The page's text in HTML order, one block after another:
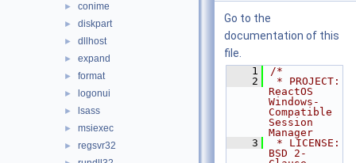
► conime
► diskpart
► dllhost
► expand
► format
► logonui
► lsass
► msiexec
► regsvr32
Go to the
documentation of this
file.
    1
/*
    2
* PROJECT:
ReactOS
Windows-
Compatible
Session
Manager
    3
* LICENSE:
BSD 2-